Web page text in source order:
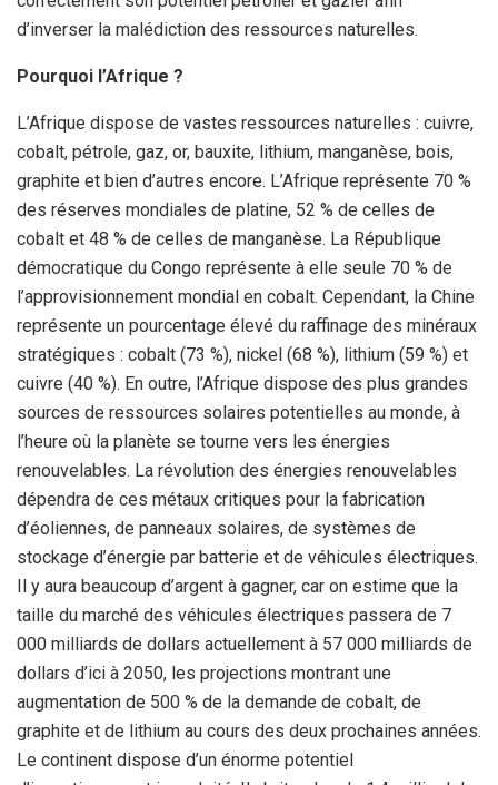
d’inverser la malédiction des ressources naturelles.
Pourquoi l’Afrique ?
L’Afrique dispose de vastes ressources naturelles : cuivre,
cobalt, pétrole, gaz, or, bauxite, lithium, manganèse, bois,
graphite et bien d’autres encore. L’Afrique représente 70 %
des réserves mondiales de platine, 52 % de celles de
cobalt et 48 % de celles de manganèse. La République
démocratique du Congo représente à elle seule 70 % de
l’approvisionnement mondial en cobalt. Cependant, la Chine
représente un pourcentage élevé du raffinage des minéraux
stratégiques : cobalt (73 %), nickel (68 %), lithium (59 %) et
cuivre (40 %). En outre, l’Afrique dispose des plus grandes
sources de ressources solaires potentielles au monde, à
l’heure où la planète se tourne vers les énergies
renouvelables. La révolution des énergies renouvelables
dépendra de ces métaux critiques pour la fabrication
d’éoliennes, de panneaux solaires, de systèmes de
stockage d’énergie par batterie et de véhicules électriques.
Il y aura beaucoup d’argent à gagner, car on estime que la
taille du marché des véhicules électriques passera de 7
000 milliards de dollars actuellement à 57 000 milliards de
dollars d’ici à 2050, les projections montrant une
augmentation de 500 % de la demande de cobalt, de
graphite et de lithium au cours des deux prochaines années.
Le continent dispose d’un énorme potentiel